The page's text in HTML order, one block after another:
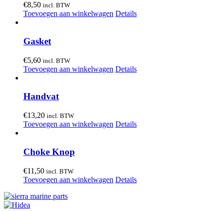
€8,50 incl. BTW
Toevoegen aan winkelwagen Details
Gasket
€5,60 incl. BTW
Toevoegen aan winkelwagen Details
Handvat
€13,20 incl. BTW
Toevoegen aan winkelwagen Details
Choke Knop
€11,50 incl. BTW
Toevoegen aan winkelwagen Details